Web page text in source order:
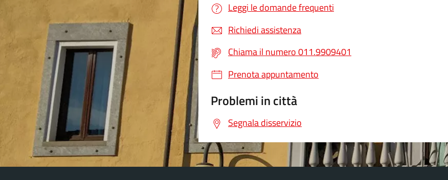
Leggi le domande frequenti
Richiedi assistenza
Chiama il numero 011.9909401
Prenota appuntamento
Problemi in città
Segnala disservizio